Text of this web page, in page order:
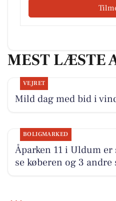
MEST LÆSTE
VEJRET
Mild dag med bid i
BOLIGMARKED
Åparken 11 i Uldum
se køberen og 3